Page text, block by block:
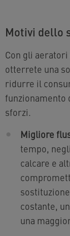
Motivi dello
Con gli
otterrete una
ridurre il
funzionamento
sforzi.
Migliore
tempo,
calcare e
costante,
una